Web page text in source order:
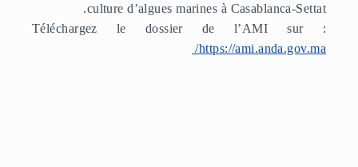
culture d’algues marines à Casablanca-Settat.
Téléchargez le dossier de l’AMI sur :
https://ami.anda.gov.ma/